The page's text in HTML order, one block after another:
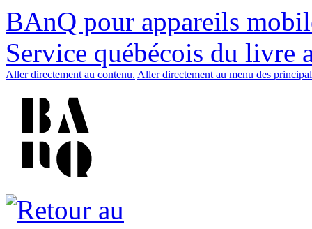
BAnQ pour appareils
Service québécois du livre
Aller directement au contenu. Aller directement au menu des